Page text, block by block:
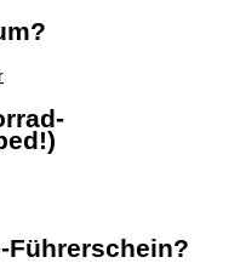
Führerschein?